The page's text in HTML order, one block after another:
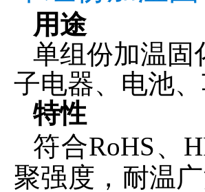
用途
单组份加温固
子电器、电池
特性
符合RoHS、
聚强度，耐温